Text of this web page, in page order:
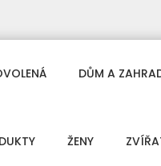
DŮM A
ŽENY